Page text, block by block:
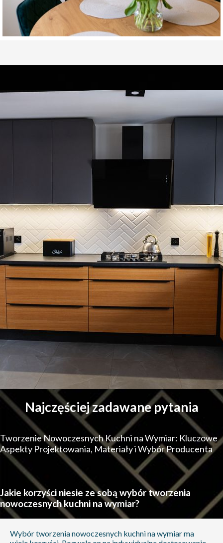
Najczęściej zadawane pytania
Tworzenie Nowoczesnych Kuchni na Wymiar: Kluczowe
Aspekty Projektowania, Materiały i Wybór Producenta
Jakie korzyści niesie ze sobą wybór tworzenia
nowoczesnych kuchni na wymiar?
Wybór tworzenia nowoczesnych kuchni na wymiar ma